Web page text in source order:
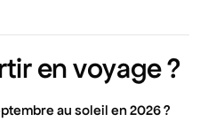
en voyage ?
au soleil en 2026 ?